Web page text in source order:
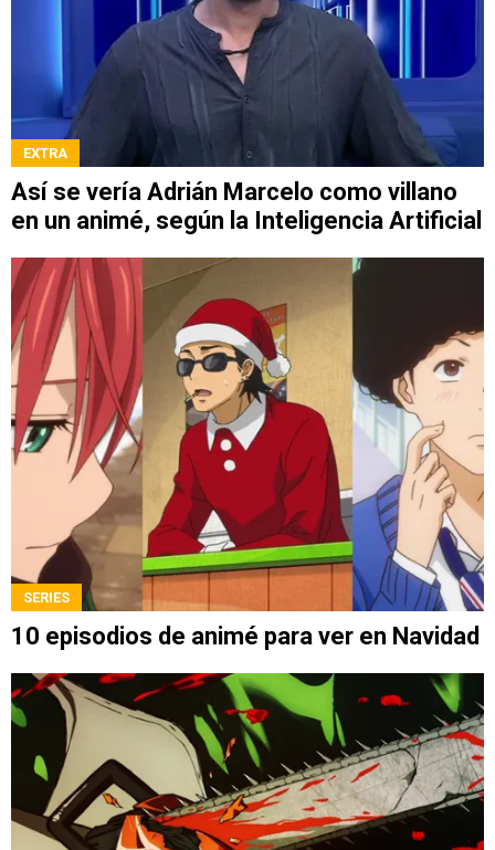
EXTRA
Así se vería Adrián Marcelo como villano
en un animé, según la Inteligencia Artificial
SERIES
10 episodios de animé para ver en Navidad